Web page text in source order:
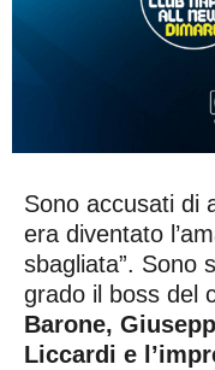
Sono accusati di
era diventato
sbagliata”. Sono
grado il boss del
Barone,
Liccardi e